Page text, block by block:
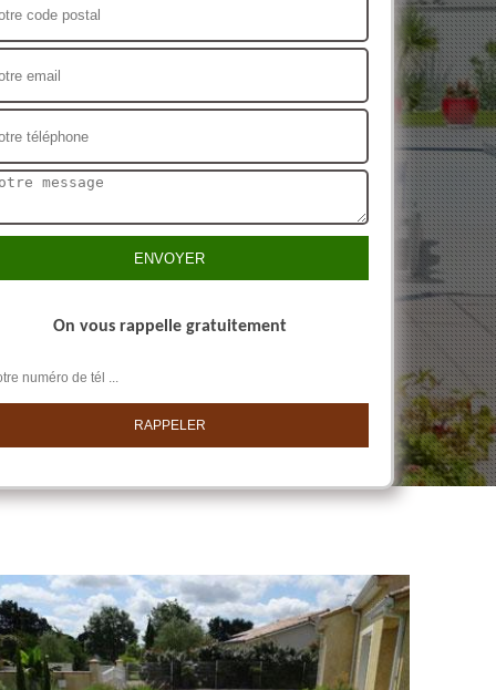
On vous rappelle gratuitement